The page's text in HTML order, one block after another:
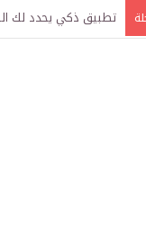
تركيا وسوريا توقعان